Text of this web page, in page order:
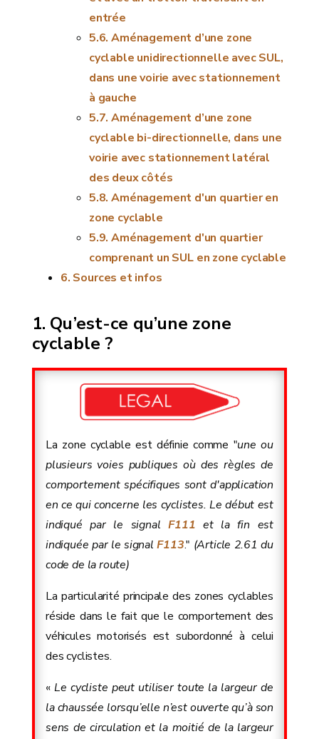
entrée
Aménagement d’une zone
cyclable unidirectionnelle avec SUL,
dans une voirie avec stationnement
à gauche
Aménagement d’une zone
cyclable bi-directionnelle, dans une
voirie avec stationnement latéral
des deux côtés
Aménagement d'un quartier en
zone cyclable
Aménagement d'un quartier
comprenant un SUL en zone cyclable
Sources et infos
Qu’est-ce qu’une zone
cyclable ?
La zone cyclable est définie comme "une ou
plusieurs voies publiques où des règles de
comportement spécifiques sont d'application
en ce qui concerne les cyclistes. Le début est
indiqué par le signalF111 et la fin est
indiquée par le signalF113." (Article 2.61 du
code de la route)
La particularité principale des zones cyclables
réside dans le fait que le comportement des
véhicules motorisés est subordonné à celui
des cyclistes.
«Le cycliste peut utiliser toute la largeur de
la chaussée lorsqu’elle n’est ouverte qu’à son
sens de circulation et la moitié de la largeur